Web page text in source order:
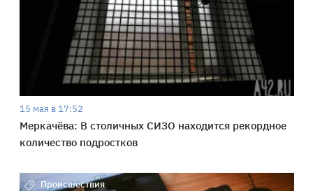
15 мая в 17:52
Меркачёва: В столичных СИЗО находится рекордное
количество подростков
Происшествия